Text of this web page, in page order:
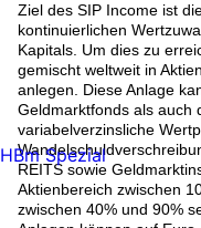
Ziel des SIP Income ist
kontinuierlichen
Kapitals. Um dies zu
gemischt weltweit in
anlegen. Diese Anlage
Geldmarktfonds als auch
variabelverzinsliche
REITS sowie
Aktienbereich zwischen
zwischen 40% und 90%
HBm Spezial